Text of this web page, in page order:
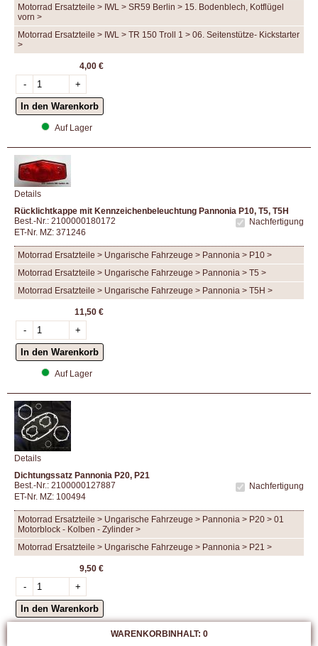
Motorrad Ersatzteile > IWL > SR59 Berlin > 15. Bodenblech, Kotflügel
vorn >
Motorrad Ersatzteile > IWL > TR 150 Troll 1 > 06. Seitenstütze- Kickstarter
>
4,00 €
Auf Lager
Details
Rücklichtkappe mit Kennzeichenbeleuchtung Pannonia P10, T5, T5H
Nachfertigung
Best.-Nr.: 2100000180172
ET-Nr. MZ: 371246
Motorrad Ersatzteile > Ungarische Fahrzeuge > Pannonia > P10 >
Motorrad Ersatzteile > Ungarische Fahrzeuge > Pannonia > T5 >
Motorrad Ersatzteile > Ungarische Fahrzeuge > Pannonia > T5H >
11,50 €
Auf Lager
Details
Dichtungssatz Pannonia P20, P21
Nachfertigung
Best.-Nr.: 2100000127887
ET-Nr. MZ: 100494
Motorrad Ersatzteile > Ungarische Fahrzeuge > Pannonia > P20 > 01
Motorblock - Kolben - Zylinder >
Motorrad Ersatzteile > Ungarische Fahrzeuge > Pannonia > P21 >
9,50 €
WARENKORBINHALT: 0